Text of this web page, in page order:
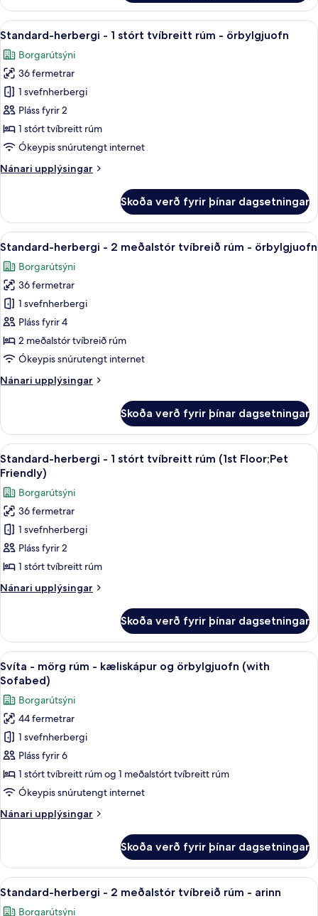
King
Bed,Non-
Smoking,Pet
Room,Exterior
Corridor,First
Floor,Coffee
Maker,Hairdryer
Skoða
allar
myndir
fyrir
Standard-
herbergi
-
1
tvíbreitt
örbylgjuofn
Ofnæmisprófaður sængurfatnaður,
7
Standard-herbergi - 1 stórt tvíbreitt rúm - örbylgjuofn
Borgarútsýni
36 fermetrar
1 svefnherbergi
Pláss fyrir 2
1 stórt tvíbreitt rúm
Ókeypis snúrutengt internet
Nánari upplýsingar
Nánari
herbergi
1
tvíbreitt
rúm
örbylgjuofn
Skoða verð fyrir þínar dagsetningar
Skoða
allar
myndir
fyrir
Standard-
herbergi
-
2
meðalstór
tvíbreið
örbylgjuofn
Ofnæmisprófaður sængurfatnaður,
5
Standard-herbergi - 2 meðalstór tvíbreið rúm - örbylgjuofn
Borgarútsýni
36 fermetrar
1 svefnherbergi
Pláss fyrir 4
2 meðalstór tvíbreið rúm
Ókeypis snúrutengt internet
Nánari upplýsingar
Nánari
herbergi
2
meðalstór
tvíbreið
rúm
örbylgjuofn
Skoða verð fyrir þínar dagsetningar
Skoða
allar
myndir
fyrir
Standard-
herbergi
-
1
stórt
tvíbreitt
(1st
Floor;Pet
Friendly)
Ofnæmisprófaður sængurfatnaður,
4
Standard-herbergi - 1 stórt tvíbreitt rúm (1st Floor;Pet
Friendly)
Borgarútsýni
36 fermetrar
1 svefnherbergi
Pláss fyrir 2
1 stórt tvíbreitt rúm
Nánari upplýsingar
Nánari
herbergi
1
stórt
rúm
(1st
Floor;Pet
Friendly)
Skoða verð fyrir þínar dagsetningar
Skoða
allar
myndir
fyrir
Svíta
-
mörg
rúm
-
og
Sofabed)
Ofnæmisprófaður sængurfatnaður,
9
Svíta - mörg rúm - kæliskápur og örbylgjuofn (with
Sofabed)
Borgarútsýni
44 fermetrar
1 svefnherbergi
Pláss fyrir 6
1 stórt tvíbreitt rúm og 1 meðalstórt tvíbreitt rúm
Ókeypis snúrutengt internet
Nánari upplýsingar
Nánari
-
mörg
rúm
Skoða verð fyrir þínar dagsetningar
Skoða
allar
Standard-herbergi - 2 meðalstór
11
Standard-herbergi - 2 meðalstór tvíbreið rúm - arinn
Borgarútsýni